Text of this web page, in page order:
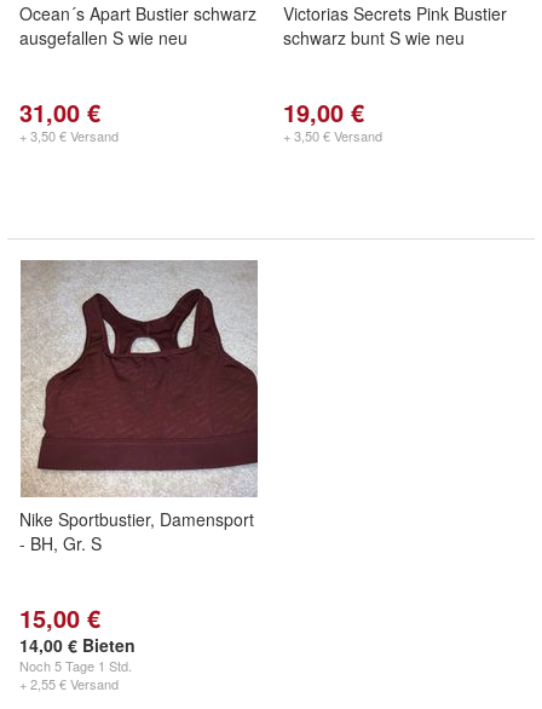
Ocean´s Apart Bustier schwarz
ausgefallen S wie neu
31,00 €
+ 3,50 € Versand
Victorias Secrets Pink Bustier
schwarz bunt S wie neu
19,00 €
+ 3,50 € Versand
Nike Sportbustier, Damensport
- BH, Gr. S
15,00 €
14,00 € Bieten
Noch5 Tage 1 Std.
+ 2,55 € Versand